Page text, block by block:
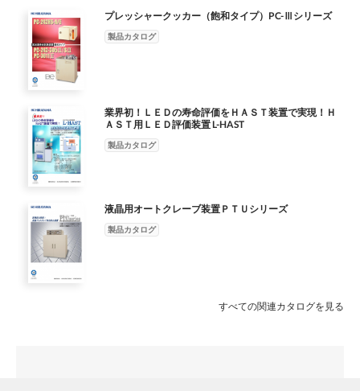
していない安全なキャ 蓋締付方式 クラッチ式ドアー ビネット
タイプ。 構造規格 第二種圧力容器構造規格 ■缶体材質はステン
レス製、扉の締め付けは 缶体、蓋、配管、棚板：ステンレス
(SUS304) 材 質 クラッチ爪、本体フレーム：SS400（焼付塗装
) 安全確実なインターロック機構付ギヤ操作 外装：SPCC およ
防止装置、圧力安全装置、圧力安全弁、 安全装置 漏電ブレーカ
ー、クラッチドアー開閉安全装置、 ■過熱防止装置・過温防止装
置・圧力安全装置 クラッチリングロック装置 などの各種安全
装置付。 付属品 棚板（2枚 )、電源コード、 ■本装置は、液晶デ
ィスプレイの気泡除去に限 キャビネット開閉 らず、加温・加
時間が早く なり、サイクルタイムの短縮が可能です。 オプシ
ョン ■記録計 ■キャビネット ■排気ダクト ■引き出し式トレー 引
き出しトレー （オプション） ●仕様及び外観は、改良のた
め変更することがありますので、あらかじめご了承ください。
代理店 ISO 13485 認証取得 本 社 〒344-0014 埼玉県春日部市豊
530-0043 大阪市北区天満4-9-1 TEL. 06-4800-0025 FAX. 06-
プレッシャークッカー（飽和タイプ）PC-Ⅲシリーズ
製品カタログ
業界初！ＬＥＤの寿命評価をＨＡＳＴ装置で実現！Ｈ
ＡＳＴ用ＬＥＤ評価装置 L-HAST
製品カタログ
液晶用オートクレーブ装置ＰＴＵシリーズ
製品カタログ
すべての関連カタログを見る